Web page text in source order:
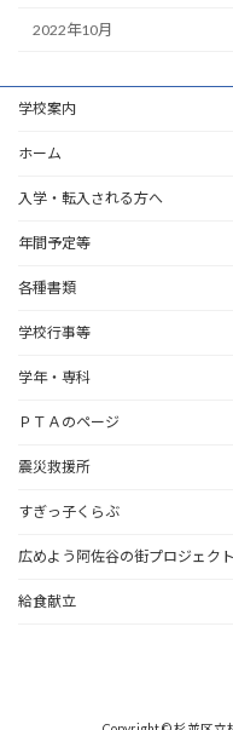
2022年10月
学校案内
ホーム
入学・転入される方へ
年間予定等
各種書類
学校行事等
学年・専科
ＰＴＡのページ
震災救援所
すぎっ子くらぶ
広めよう阿佐谷の街プロジェク
給食献立